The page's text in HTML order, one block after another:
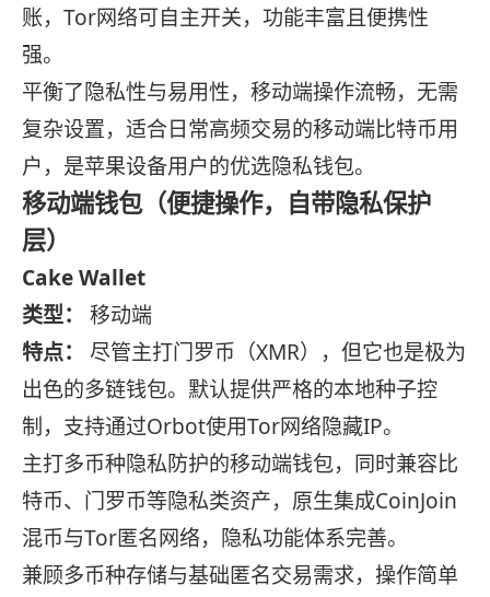
账，Tor网络可自主开关，功能丰富且便携性
强。
平衡了隐私性与易用性，移动端操作流畅，无需
复杂设置，适合日常高频交易的移动端比特币用
户，是苹果设备用户的优选隐私钱包。
移动端钱包（便捷操作，自带隐私保护
层）
Cake Wallet
类型：
移动端
特点：
尽管主打门罗币（XMR），但它也是极为
出色的多链钱包。默认提供严格的本地种子控
制，支持通过Orbot使用Tor网络隐藏IP。
主打多币种隐私防护的移动端钱包，同时兼容比
特币、门罗币等隐私类资产，原生集成CoinJoin
混币与Tor匿名网络，隐私功能体系完善。
兼顾多币种存储与基础匿名交易需求，操作简单